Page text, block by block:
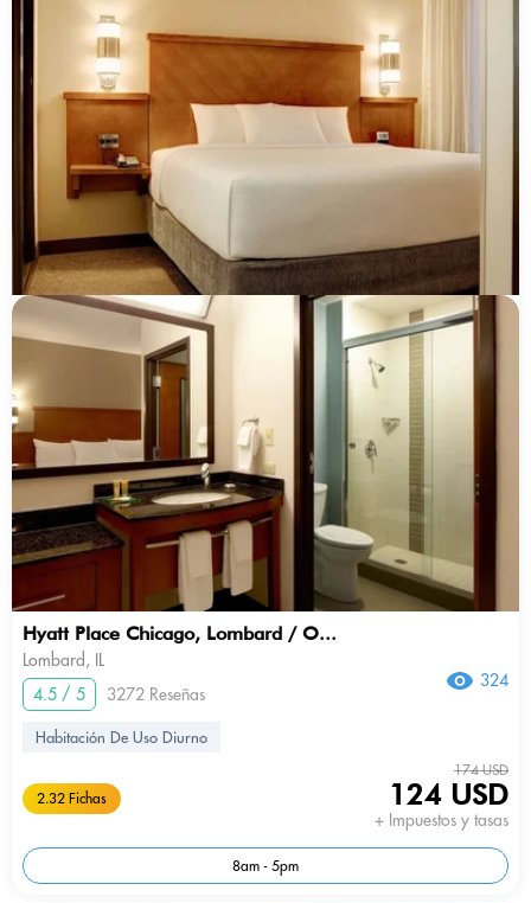
Hyatt Place Chicago, Lombard / O...
Lombard, IL
4.5 / 5
3272 Reseñas
324
Habitación De Uso Diurno
2.32 Fichas
174 USD
124 USD
+ Impuestos y tasas
8am - 5pm